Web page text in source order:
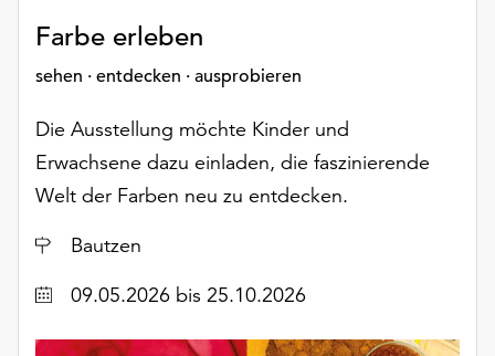
Farbe erleben
sehen · entdecken · ausprobieren
Die Ausstellung möchte Kinder und
Erwachsene dazu einladen, die faszinierende
Welt der Farben neu zu entdecken.
Ort
Bautzen
Datum09.05.2026 bis 25.10.2026